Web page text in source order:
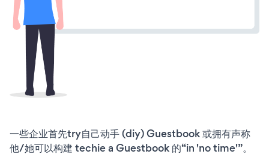
一些企业首先try自己动手 (diy) Guestbook 或拥有声称
他/她可以构建 techie a Guestbook 的“in 'no time'”。